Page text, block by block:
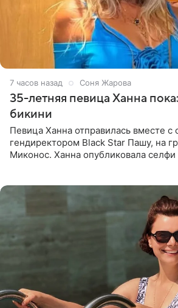
7 часов назад Соня Жарова
35-летняя певица Ханна
бикини
Певица Ханна отправилась вместе с
гендиректором Black Star Пашу, на
Миконос. Ханна опубликовала селфи